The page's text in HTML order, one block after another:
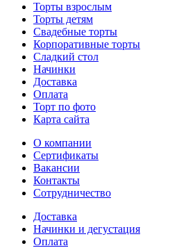
Торты взрослым
Торты детям
Свадебные торты
Корпоративные торты
Сладкий стол
Начинки
Доставка
Оплата
Торт по фото
Карта сайта
О компании
Сертификаты
Вакансии
Контакты
Сотрудничество
Доставка
Начинки и дегустация
Оплата